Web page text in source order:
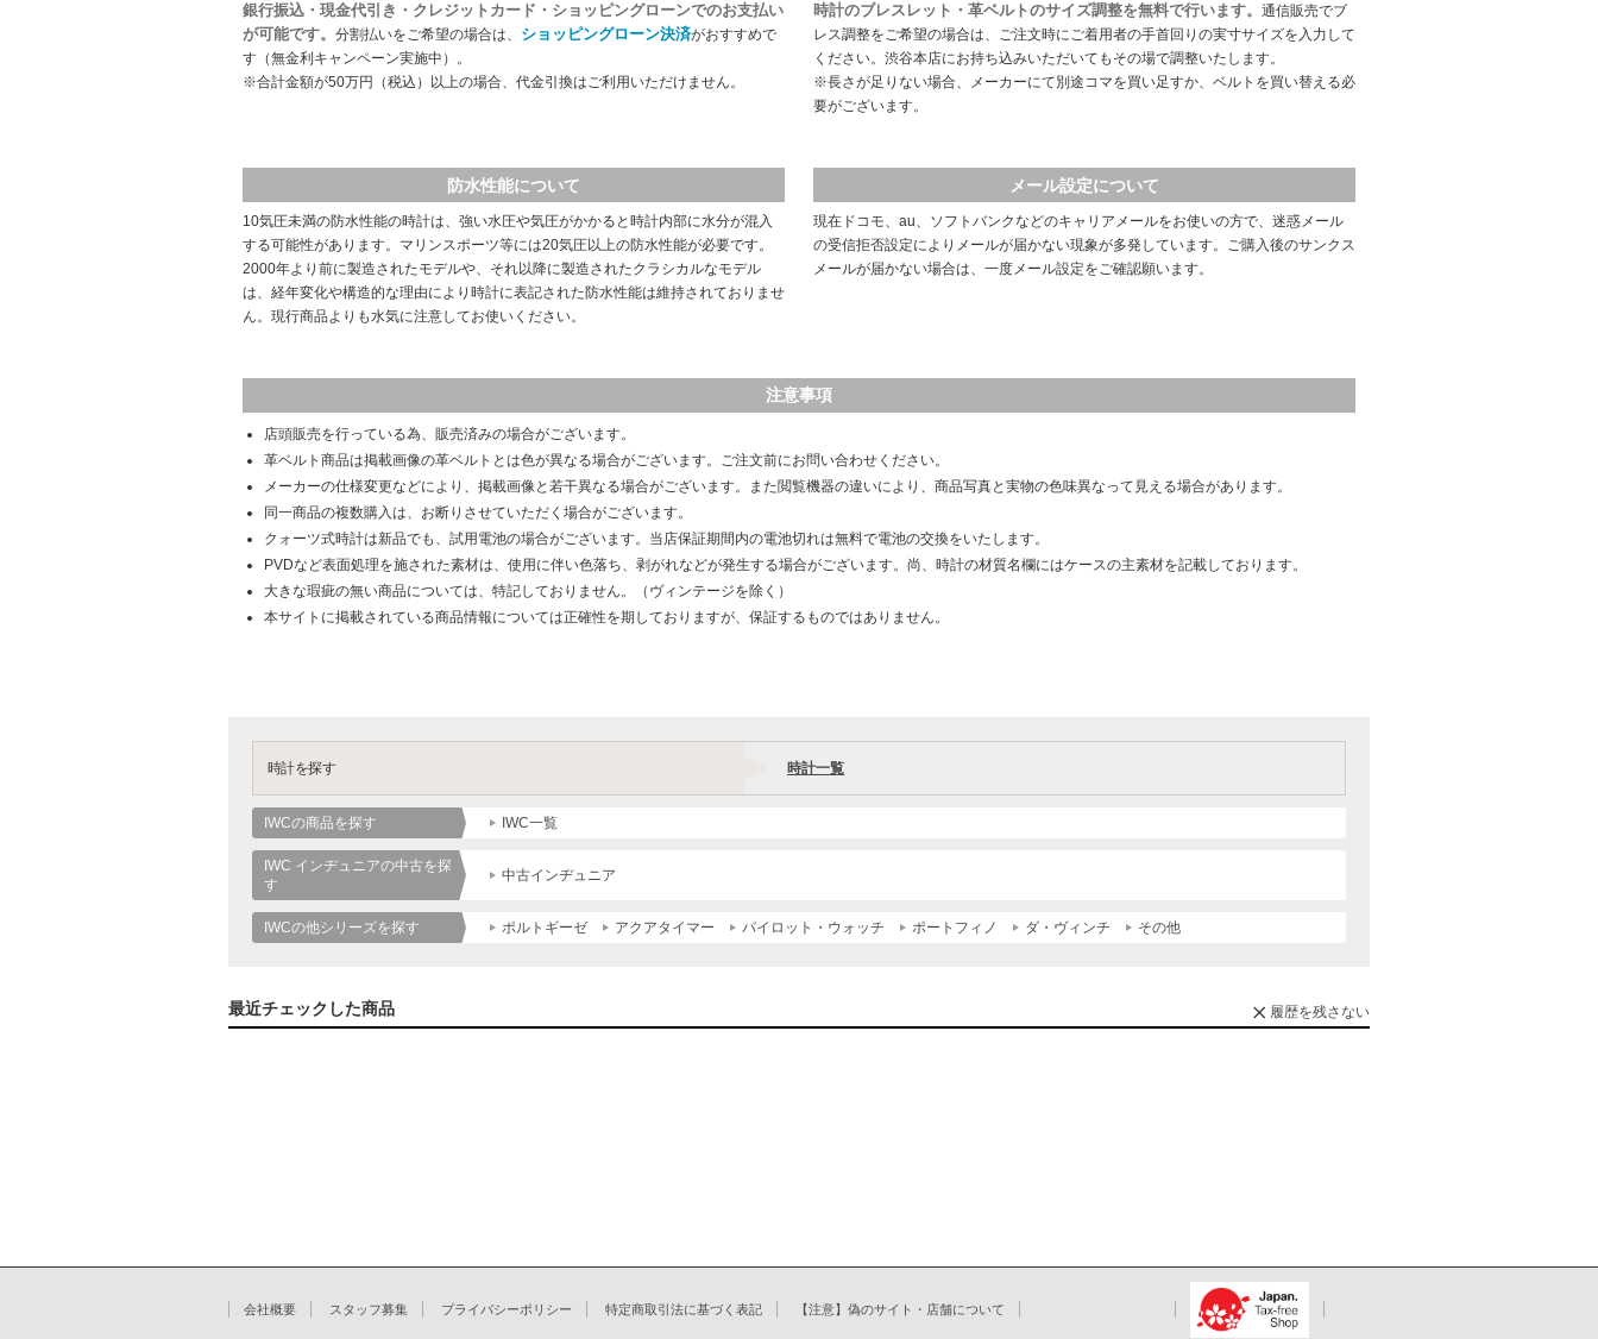
銀行振込・現金代引き・クレジットカード・ショッピングローンでのお支払い
が可能です。 分割払いをご希望の場合は、 ショッピングローン決済がおすすめで
す（無金利キャンペーン実施中）。
※合計金額が50万円（税込）以上の場合、代金引換はご利用いただけません。
時計のブレスレット・革ベルトのサイズ調整を無料で行います。 通信販売でブ
レス調整をご希望の場合は、ご注文時にご着用者の手首回りの実寸サイズを入力して
ください。渋谷本店にお持ち込みいただいてもその場で調整いたします。
※長さが足りない場合、メーカーにて別途コマを買い足すか、ベルトを買い替える必
要がございます。
防水性能について
10気圧未満の防水性能の時計は、強い水圧や気圧がかかると時計内部に水分が混入
する可能性があります。マリンスポーツ等には20気圧以上の防水性能が必要です。
2000年より前に製造されたモデルや、それ以降に製造されたクラシカルなモデル
は、経年変化や構造的な理由により時計に表記された防水性能は維持されておりませ
ん。現行商品よりも水気に注意してお使いください。
メール設定について
現在ドコモ、au、ソフトバンクなどのキャリアメールをお使いの方で、迷惑メール
の受信拒否設定によりメールが届かない現象が多発しています。ご購入後のサンクス
メールが届かない場合は、一度メール設定をご確認願います。
注意事項
店頭販売を行っている為、販売済みの場合がございます。
革ベルト商品は掲載画像の革ベルトとは色が異なる場合がございます。ご注文前にお問い合わせください。
メーカーの仕様変更などにより、掲載画像と若干異なる場合がございます。また閲覧機器の違いにより、商品写真と実物の色味異なって見える場合があります。
同一商品の複数購入は、お断りさせていただく場合がございます。
クォーツ式時計は新品でも、試用電池の場合がございます。当店保証期間内の電池切れは無料で電池の交換をいたします。
PVDなど表面処理を施された素材は、使用に伴い色落ち、剥がれなどが発生する場合がございます。尚、時計の材質名欄にはケースの主素材を記載しております。
大きな瑕疵の無い商品については、特記しておりません。（ヴィンテージを除く）
本サイトに掲載されている商品情報については正確性を期しておりますが、保証するものではありません。
時計を探す 時計一覧
IWCの商品を探す IWC一覧
IWC インヂュニアの中古を探
す
中古インヂュニア
IWCの他シリーズを探す ポルトギーゼ アクアタイマー パイロット・ウォッチ ポートフィノ ダ・ヴィンチ その他
最近チェックした商品 履歴を残さない
会社概要 スタッフ募集 プライバシーポリシー 特定商取引法に基づく表記 【注意】偽のサイト・店舗について